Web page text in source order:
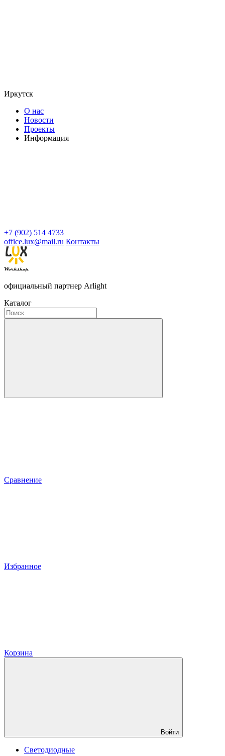
Иркутск
О нас
Новости
Проекты
Информация
+7 (902) 514 4733
office.lux@mail.ru Контакты
официальный партнер Arlight
Каталог
Сравнение
Избранное
Корзина
Войти
Светодиодные